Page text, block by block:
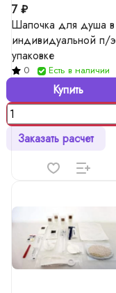
7 ₽
Шапочка для душа в
индивидуальной п/э
упаковке
0 Есть в наличии
Купить
Заказать расчет